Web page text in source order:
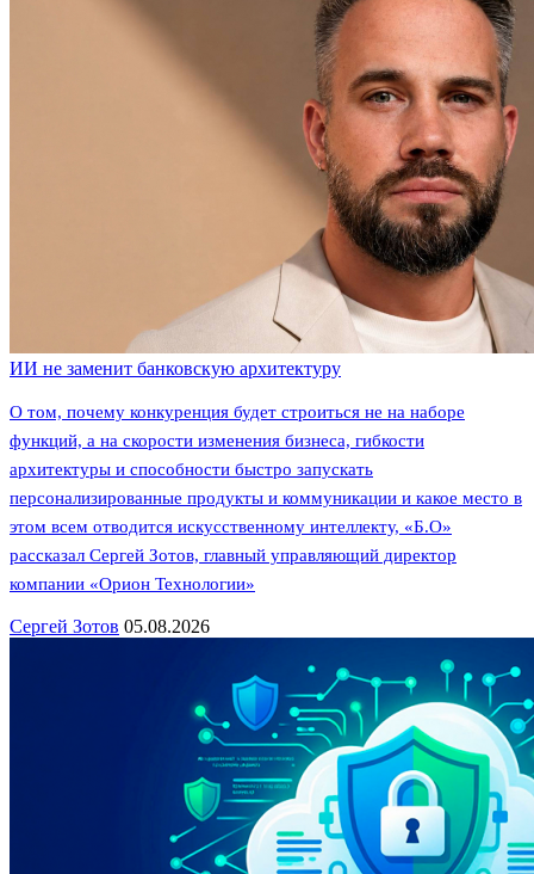
ИИ не заменит банковскую архитектуру
О том, почему конкуренция будет строиться не на наборе
функций, а на скорости изменения бизнеса, гибкости
архитектуры и способности быстро запускать
персонализированные продукты и коммуникации и какое место в
этом всем отводится искусственному интеллекту, «Б.О»
рассказал Сергей Зотов, главный управляющий директор
компании «Орион Технологии»
Сергей Зотов 05.08.2026